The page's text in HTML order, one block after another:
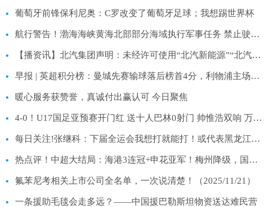
葡萄牙前锋保利尼奥：C罗改变了葡萄牙足球；我想踢世界杯
航行警告！渤海海峡黄海北部部分海域执行军事任务 禁止驶入_快看
【播资讯】北汽集团声明：未经许可使用“北汽新能源”“北汽越野车”“北汽制造”“北汽王牌”等均属严重侵权行为
早报 | 英超积分榜：曼城先赛输球落后榜首4分，利物浦主场输森林跌至第11位！|每日热闻
暖心服务获赞誉，真诚付出赢认可 今日聚焦
4-0！U17国足亚预赛开门红 送十人巴林0射门 帅惟浩双响 万项传射_焦点信息
每日关注!张继科：下届全运会我想打就能打！或代表黑龙江，弥补唯一遗憾
热点评！中超大结局：海港3连冠+申花亚军！梅州降级，国安外援28球夺金靴
氟苯尼考相关上市公司全名单，一次说清楚！（2025/11/21）
一条援助毛毯会走多远？——中国援巴勒斯坦物资送达难民营